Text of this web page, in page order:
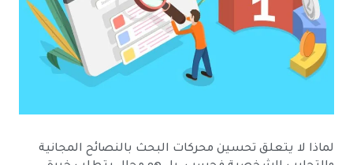
لماذا لا يتعلق تحسين محركات البحث بالنصائح المجانية